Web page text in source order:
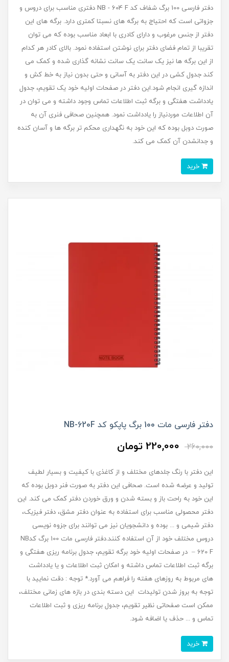
دفتر فارسی 100 برگ شفاف کد NB - 604 F دفتری مناسب برای دروس و
جزواتی است که احتیاج به برگه های نسبتا کمتری دارد. برگه های این
دفتر از جنس مرغوب و دارای کادری با ابعاد مناسب بوده که می توان
تقریبا از تمام فضای دفتر برای نوشتن استفاده نمود. بالای کادر هر کدام
از این برگه ها نیز یک سانت یک سانت نشانه گذاری شده و کمک می
کند جدول کشی در این دفتر به آسانی و حتی بدون نیاز به خط کش و
اندازه گیری انجام شود.این دفتر در صفحات اولیه خود یک تقویم، جدول
یادداشت هفتگی و برگه ثبت اطلاعات تماس وجود داشته و می توان در
آن اطلاعات موردنیاز را یادداشت نمود. همچنین صحافی فنری آن به
صورت دوبل بوده که این خود به نگهداری محکم تر برگه ها و آسان کنده
و جدانشدن آن کمک می کند.
دفتر فارسی مات 100 برگ پاپکو کد NB-620F
260,000
220,000 تومان
این دفتر با رنگ جلدهای مختلف و از کاغذی با کیفیت و بسیار لطیف
تولید و عرضه شده است. صحافی این دفتر به صورت فنر دوبل بوده که
این خود به راحت باز و بسته شدن و ورق خوردن دفتر کمک می کند. این
دفتر محصولی مناسب برای استفاده به عنوان دفتر مشق، دفتر فیزیک،
دفتر شیمی و ... بوده و دانشجویان نیز می توانند برای جزوه نویسی
دروس مختلف خود از آن استفاده کنند.دفتر فارسی مات 100 برگ کدNB
– 620 F در صفحات اولیه خود برگه تقویم، جدول برنامه ریزی هفتگی و
برگه ثبت اطلاعات تماس داشته و امکان ثبت اطلاعات و یا یادداشت
های مربوط به روزهای هفته را فراهم می آورد.* توجه : دقت نمایید با
توجه به بروز شدن تولیدات این دسته بندی در بازه های زمانی مختلف،
ممکن است صفحاتی نظیر تقویم، جدول برنامه ریزی و ثبت اطلاعات
تماس و ... حذف یا اضافه شود.